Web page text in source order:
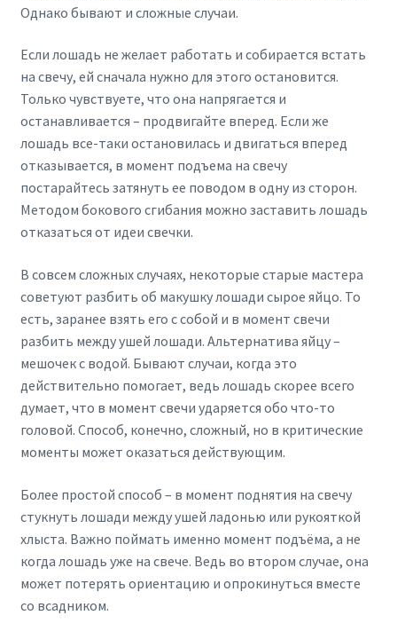
Однако бывают и сложные случаи.
Если лошадь не желает работать и собирается встать
на свечу, ей сначала нужно для этого остановится.
Только чувствуете, что она напрягается и
останавливается – продвигайте вперед. Если же
лошадь все-таки остановилась и двигаться вперед
отказывается, в момент подъема на свечу
постарайтесь затянуть ее поводом в одну из сторон.
Методом бокового сгибания можно заставить лошадь
отказаться от идеи свечки.
В совсем сложных случаях, некоторые старые мастера
советуют разбить об макушку лошади сырое яйцо. То
есть, заранее взять его с собой и в момент свечи
разбить между ушей лошади. Альтернатива яйцу –
мешочек с водой. Бывают случаи, когда это
действительно помогает, ведь лошадь скорее всего
думает, что в момент свечи ударяется обо что-то
головой. Способ, конечно, сложный, но в критические
моменты может оказаться действующим.
Более простой способ – в момент поднятия на свечу
стукнуть лошади между ушей ладонью или рукояткой
хлыста. Важно поймать именно момент подъёма, а не
когда лошадь уже на свече. Ведь во втором случае, она
может потерять ориентацию и опрокинуться вместе
со всадником.